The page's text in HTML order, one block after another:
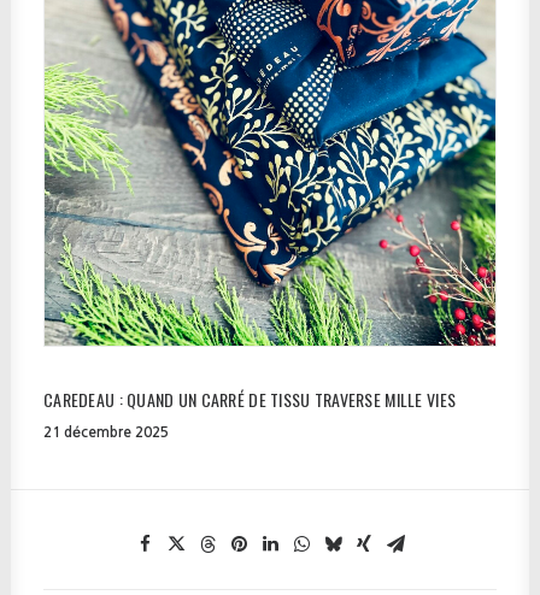
CAREDEAU : QUAND UN CARRÉ DE TISSU TRAVERSE MILLE VIES
21 décembre 2025